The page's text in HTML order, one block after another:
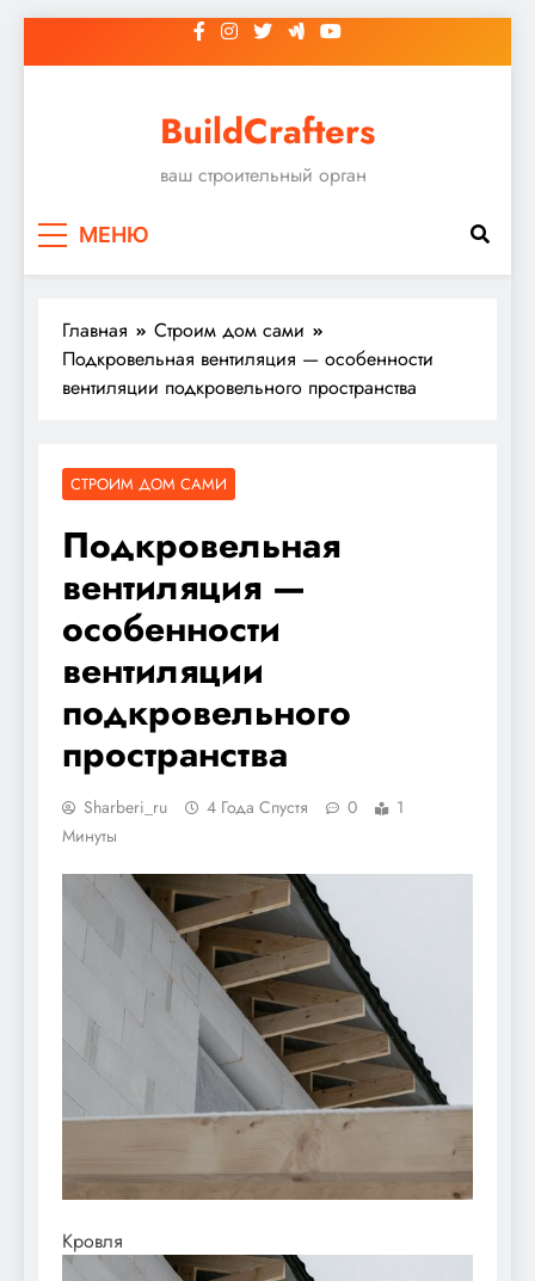
к
BuildCrafters
ваш строительный орган
МЕНЮ
Главная
Строим дом сами
Подкровельная вентиляция — особенности
вентиляции подкровельного пространства
СТРОИМ ДОМ САМИ
Подкровельная
вентиляция —
особенности
вентиляции
подкровельного
пространства
Sharberi_ru 4 Года Спустя 0
1
Минуты
Кровля